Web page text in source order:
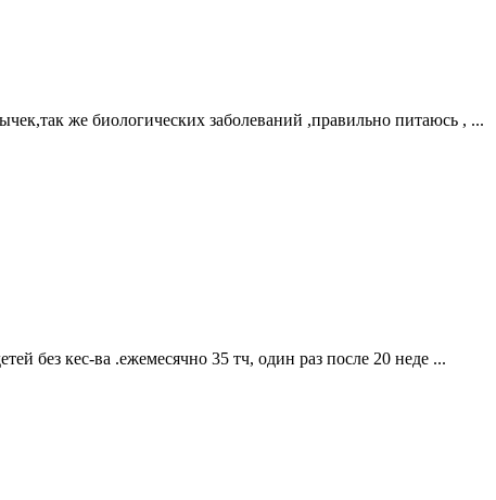
же биологических заболеваний ,правильно питаюсь , ...
без кес-ва .ежемесячно 35 тч, один раз после 20 неде ...